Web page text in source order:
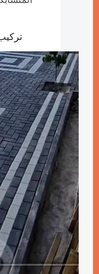
تركيب